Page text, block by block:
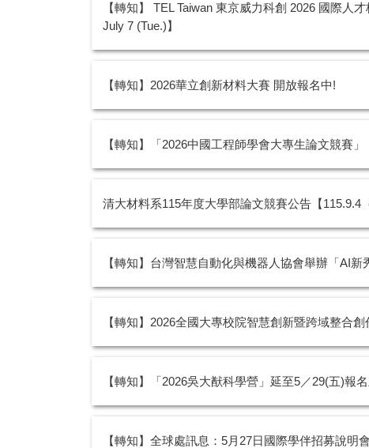
【轉知】 TEL Taiwan 東京威力科創 2026 國際人
July 7 (Tue.)】
【轉知】2026華立創新材料大賽 開放報名中!
【轉知】「2026中國工程師學會大專生論文競賽」
清大材料系115年度大學部論文競賽公告【115.9.4
【轉知】台灣智慧自動化與機器人協會舉辦「AI新
【轉知】2026全國大專校院智慧創新暨跨域整合
【轉知】「2026吳大猷科學營」延至5／29(五)報名
【轉知】全球處訊息：5月27日國際學伴招募說明